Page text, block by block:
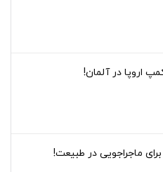
اروپا در آلمان!
ماجراجویی در طبیعت!